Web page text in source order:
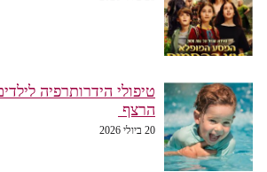
טיפולי הידרותרפיה
הרצף
20 ביולי 2026